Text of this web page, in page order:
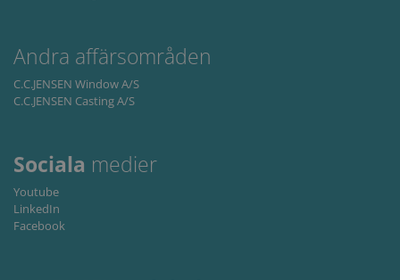
Andra affärsområden
C.C.JENSEN Window A/S
C.C.JENSEN Casting A/S
Sociala medier
Youtube
LinkedIn
Facebook